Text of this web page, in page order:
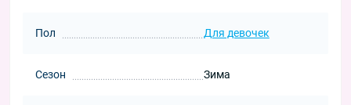
Пол Для девочек
Сезон Зима